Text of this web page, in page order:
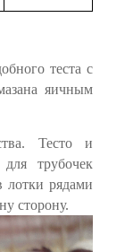
теста с
яичным
Тесто и
трубочек
лотки рядами
сторону.